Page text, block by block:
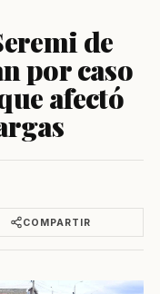
de
por caso
afectó
COMPARTIR